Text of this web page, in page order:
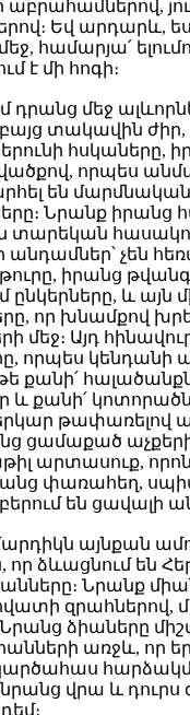
աբրահամներով,
Եվ արդարև,
համարյա՛
է մի հոգի։
դրանց մեջ
տակավին ժիր,
հսկաները,
որպես
են մարմնական
Նրանք իրանց
տարեկան
անդամներ՝ չեն
իրանց
ընկերները, և այն
որ խնամքով
մեջ։ Այդ
որպես կենդանի
քանի՛
և քանի՛
թափառելով
ցամաքած
արտասուք,
փառահեղ,
են ցավալի
այնքան
ձևացնում են
Նրանք
զրահներով,
Նրանց ձիաները
առջև, որ
նրանց վրա և դուրս